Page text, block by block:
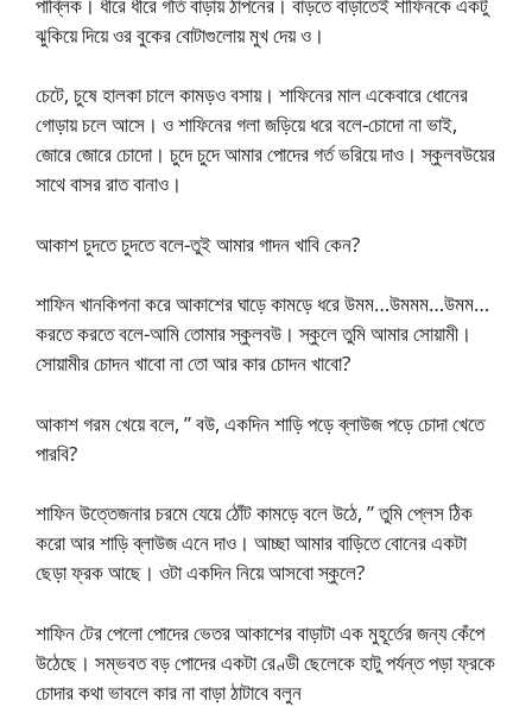
ঝুকিয়ে দিয়ে ওর বুকের বোটাগুলোয় মুখ দেয় ও।
চেটে, চুষে হালকা চালে কামড়ও বসায়। শাফিনের মাল একেবারে ধোনের
গোড়ায় চলে আসে। ও শাফিনের গলা জড়িয়ে ধরে বলে-চোদো না ভাই,
জোরে জোরে চোদো। চুদে চুদে আমার পোদের গর্ত ভরিয়ে দাও। স্কুলবউয়ের
সাথে বাসর রাত বানাও।
আকাশ চুদতে চুদতে বলে-তুই আমার গাদন খাবি কেন?
শাফিন খানকিপনা করে আকাশের ঘাড়ে কামড়ে ধরে উমম…উমমম…উমম…
করতে করতে বলে-আমি তোমার স্কুলবউ। স্কুলে তুমি আমার সোয়ামী।
সোয়ামীর চোদন খাবো না তো আর কার চোদন খাবো?
আকাশ গরম খেয়ে বলে, ” বউ, একদিন শাড়ি পড়ে ব্লাউজ পড়ে চোদা খেতে
পারবি?
শাফিন উত্তেজনার চরমে যেয়ে ঠোঁট কামড়ে বলে উঠে, ” তুমি প্লেস ঠিক
করো আর শাড়ি ব্লাউজ এনে দাও। আচ্ছা আমার বাড়িতে বোনের একটা
ছেড়া ফ্রক আছে। ওটা একদিন নিয়ে আসবো স্কুলে?
শাফিন টের পেলো পোদের ভেতর আকাশের বাড়াটা এক মুহূর্তের জন্য কেঁপে
উঠেছে। সম্ভবত বড় পোদের একটা রেণ্ডী ছেলেকে হাটু পর্যন্ত পড়া ফ্রকে
চোদার কথা ভাবলে কার না বাড়া ঠাটাবে বলুন